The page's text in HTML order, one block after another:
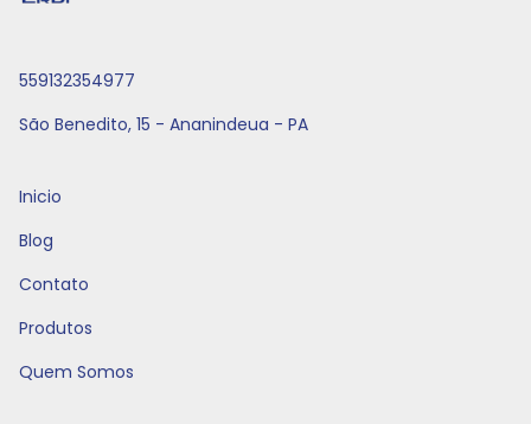
559132354977
São Benedito, 15 - Ananindeua - PA
Inicio
Blog
Contato
Produtos
Quem Somos